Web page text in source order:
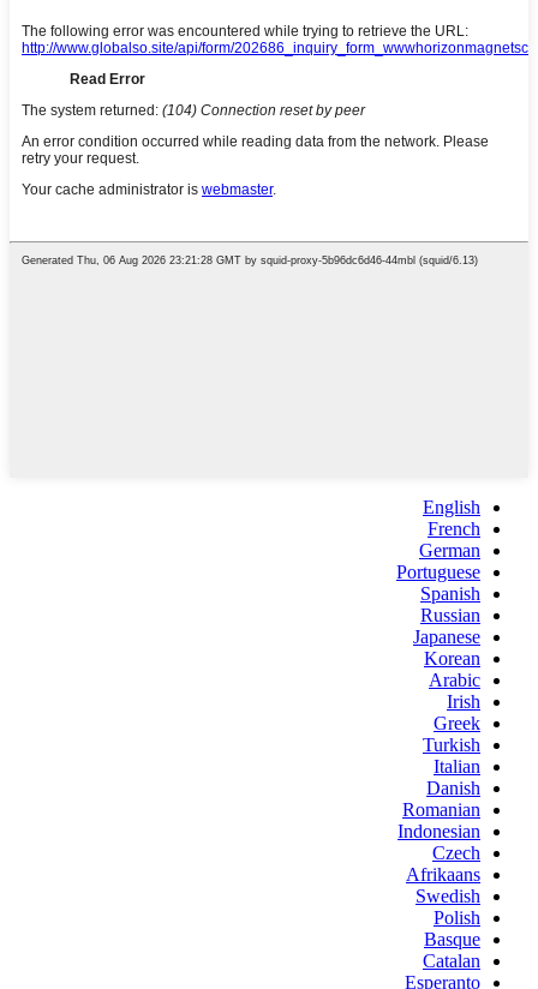
English
French
German
Portuguese
Spanish
Russian
Japanese
Korean
Arabic
Irish
Greek
Turkish
Italian
Danish
Romanian
Indonesian
Czech
Afrikaans
Swedish
Polish
Basque
Catalan
Esperanto